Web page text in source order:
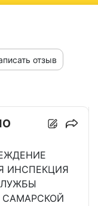
отзыв
ИНСПЕКЦИЯ